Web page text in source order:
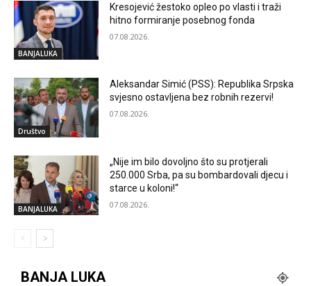
BANJALUKA
Kresojević žestoko opleo po vlasti i traži
hitno formiranje posebnog fonda
07.08.2026.
Društvo
Aleksandar Simić (PSS): Republika Srpska
svjesno ostavljena bez robnih rezervi!
07.08.2026.
BANJALUKA
„Nije im bilo dovoljno što su protjerali
250.000 Srba, pa su bombardovali djecu i
starce u koloni!“
07.08.2026.
BANJA LUKA